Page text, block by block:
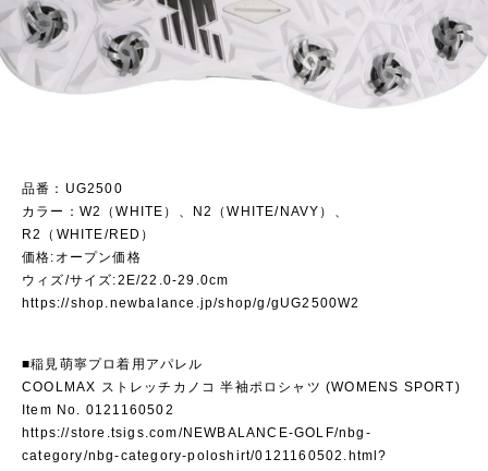
品番：UG2500
カラー：W2（WHITE）、N2（WHITE/NAVY）、
R2（WHITE/RED）
価格:オープン価格
ウィズ/サイズ:2E/22.0-29.0cm
https://shop.newbalance.jp/shop/g/gUG2500W2
■稲見萌寧プロ着用アパレル
COOLMAX ストレッチカノコ 半袖ポロシャツ (WOMENS SPORT)
Item No. 0121160502
https://store.tsigs.com/NEWBALANCE-GOLF/nbg-
category/nbg-category-poloshirt/0121160502.html?